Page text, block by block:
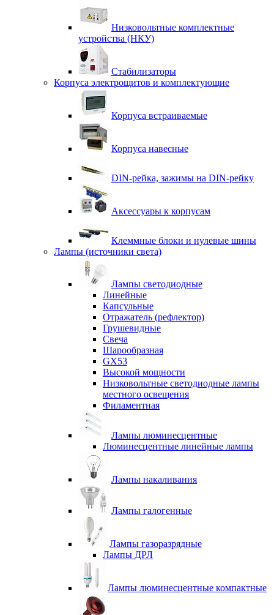
Низковольтные комплектные
устройства (НКУ)
Стабилизаторы
Корпуса электрощитов и комплектующие
Корпуса встраиваемые
Корпуса навесные
DIN-рейка, зажимы на DIN-рейку
Аксессуары к корпусам
Клеммные блоки и нулевые шины
Лампы (источники света)
Лампы светодиодные
Линейные
Капсульные
Отражатель (рефлектор)
Грушевидные
Свеча
Шарообразная
GX53
Высокой мощности
Низковольтные светодиодные лампы
местного освещения
Филаментная
Лампы люминесцентные
Люминесцентные линейные лампы
Лампы накаливания
Лампы галогенные
Лампы газоразрядные
Лампы ДРЛ
Лампы люминесцентные компактные